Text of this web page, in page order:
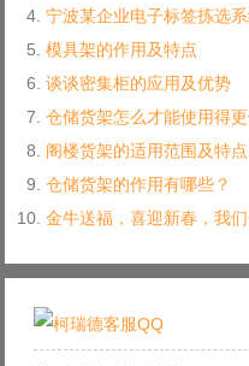
宁波某企业电子标签拣选系
模具架的作用及特点
谈谈密集柜的应用及优势
仓储货架怎么才能使用得更
阁楼货架的适用范围及特点
仓储货架的作用有哪些？
金牛送福，喜迎新春，我们